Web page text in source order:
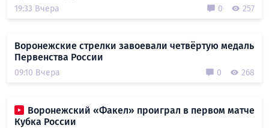
19:33 Вчера 0 257
Воронежские стрелки завоевали четвёртую медаль
Первенства России
09:10 Вчера 0 268
Воронежский «Факел» проиграл в первом матче
Кубка России